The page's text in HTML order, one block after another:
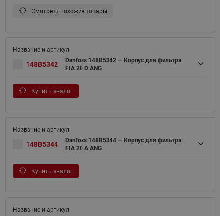
Смотреть похожие товары
148B5342
Danfoss 148B5342 — Корпус для фильтра
FIA 20 D ANG
Купить аналог
148B5344
Danfoss 148B5344 — Корпус для фильтра
FIA 20 A ANG
Купить аналог